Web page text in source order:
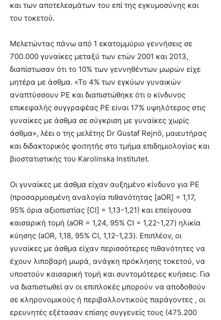
και των αποτελεσμάτων του επί της εγκυμοσύνης και
του τοκετού.
Μελετώντας πάνω από 1 εκατομμύριο γεννήσεις σε
700.000 γυναίκες μεταξύ των ετών 2001 και 2013,
διαπίστωσαν ότι το 10% των γεννηθέντων μωρών είχε
μητέρα με άσθμα. «Το 4% των εγκύων γυναικών
αναπτύσσουν ΡΕ και διαπιστώθηκε ότι ο κίνδυνος
επικεφαλής συγγραφέας ΡΕ είναι 17% υψηλότερος στις
γυναίκες με άσθμα σε σύγκριση με γυναίκες χωρίς
άσθμα», λέει ο της μελέτης Dr Gustaf Rejnö, μαιευτήρας
και διδακτορικός φοιτητής στο τμήμα επιδημιολογίας και
βιοστατιστικής του Karolinska Institutet.
Οι γυναίκες με άσθμα είχαν αυξημένο κίνδυνο για ΡΕ
(προσαρμοσμένη αναλογία πιθανότητας [aOR] = 1,17,
95% όρια αξιοπιστίας [CI] = 1,13-1,21) και επείγουσα
καισαρική τομή (aOR = 1,24, 95% CI = 1,22-1,27) ηλικία
κύησης (aOR, 1,18, 95% CI, 1,12-1,23). Επιπλέον, οι
γυναίκες με άσθμα είχαν περισσότερες πιθανότητες να
έχουν λιποβαρή μωρά, ανάγκη πρόκλησης τοκετού, να
υποστούν καισαρική τομή και συντομότερες κυήσεις. Για
να διαπιστωθεί αν οι επιπλοκές μπορούν να αποδοθούν
σε κληρονομικούς ή περιβαλλοντικούς παράγοντες , οι
ερευνητές εξέτασαν επίσης συγγενείς τους (475.200